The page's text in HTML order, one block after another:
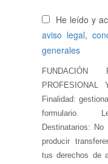
He leído y
aviso legal,
generales
Finalidad:
formulario.
Destinatarios:
producir
tus derechos de